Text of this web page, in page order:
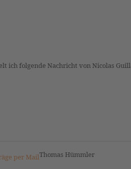
ich folgende Nachricht von Nicolas
per MailThomas Hümmler